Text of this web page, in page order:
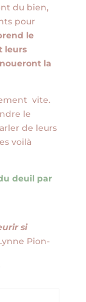
du bien,
pour
le
leurs
la
vite.
le
de leurs
voilà
deuil par
si
Pion-